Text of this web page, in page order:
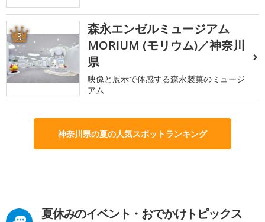
3
森永エンゼルミュージアム
MORIUM (モリウム)／神奈川
県
映像と展示で体感する森永製菓のミュージ
アム
神奈川県の夏の人気スポットランキング
夏休みのイベント・おでかけトピックス